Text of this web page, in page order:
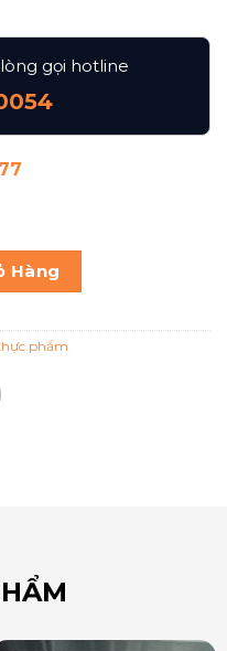
gọi hotline
thương hiệu Fimar số
Hàng
phẩm